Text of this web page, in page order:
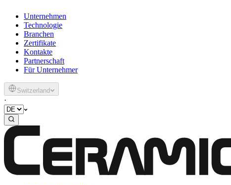
Unternehmen
Technologie
Branchen
Zertifikate
Kontakte
Partnerschaft
Für Unternehmer
Switzerland
·